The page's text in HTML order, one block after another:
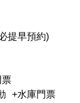
提早預約)
票
+水庫門票